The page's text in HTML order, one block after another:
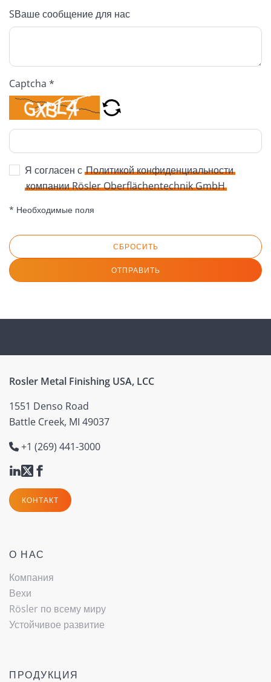
SВаше сообщение для нас
Captcha *
Я согласен с Политикой конфиденциальности
компании Rösler Oberflächentechnik GmbH
* Необходимые поля
СБРОСИТЬ
ОТПРАВИТЬ
Rosler Metal Finishing USA, LCC
1551 Denso Road
Battle Creek, MI 49037
+1 (269) 441-3000
КОНТАКТ
О НАС
Компания
Вехи
Rösler по всему миру
Устойчивое развитие
ПРОДУКЦИЯ